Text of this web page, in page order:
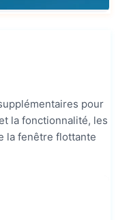
pour
la fonctionnalité, les
la fenêtre flottante